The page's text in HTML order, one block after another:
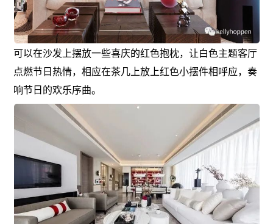
可以在沙发上摆放一些喜庆的红色抱枕，让白色主题客厅
点燃节日热情，相应在茶几上放上红色小摆件相呼应，奏
响节日的欢乐序曲。